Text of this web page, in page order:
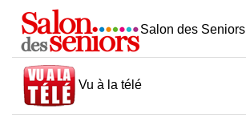
Salon des Seniors
Vu à la télé